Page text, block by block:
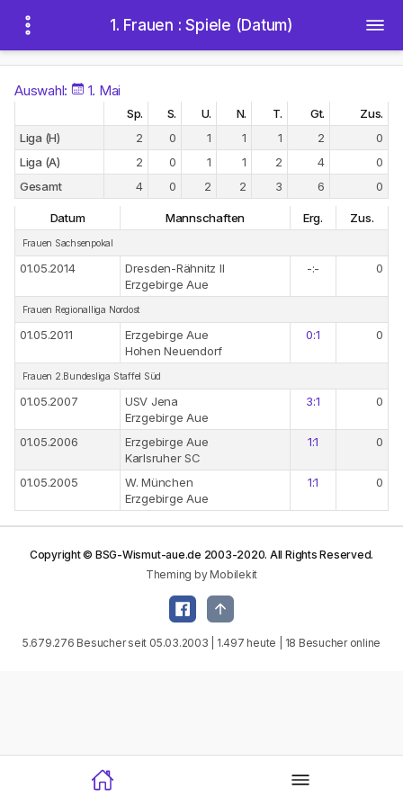
1. Frauen : Spiele (Datum)
Auswahl: 1. Mai
Sp. S. U. N. T. Gt.
Zus.
Liga (H)
2 0 1 1 1 2
0
Liga (A)
2 0 1 1 2 4
0
Gesamt
4 0 2 2 3 6 0
Datum Mannschaften Erg. Zus.
Frauen Sachsenpokal
01.05.2014
Dresden-Rähnitz II
Erzgebirge Aue
-:- 0
Frauen Regionalliga Nordost
01.05.2011
Erzgebirge Aue
Hohen Neuendorf
0:1 0
Frauen 2.Bundesliga Staffel Süd
01.05.2007
USV Jena
Erzgebirge Aue
3:1 0
01.05.2006
Erzgebirge Aue
Karlsruher SC
1:1 0
01.05.2005
W. München
Erzgebirge Aue
1:1 0
Copyright © BSG-Wismut-aue.de 2003-2020. All Rights Reserved.
Theming by Mobilekit
5.679.276 Besucher seit 05.03.2003 | 1.497 heute | 18 Besucher online